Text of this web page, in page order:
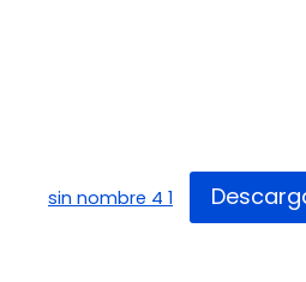
sin nombre 4 1